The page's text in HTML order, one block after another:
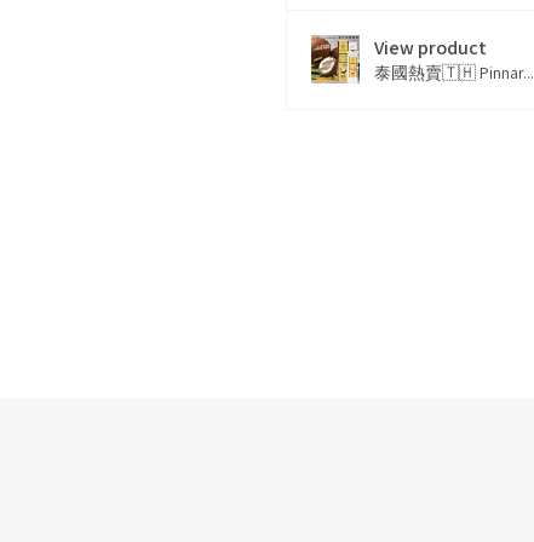
View product
泰國熱賣🇹🇭 Pinnar...